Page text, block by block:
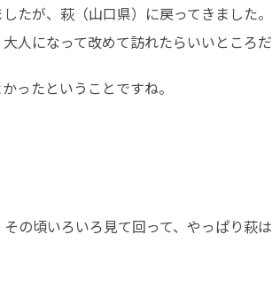
たが、萩（山口県）に戻ってきました
人になって改めて訪れたらいいところだ
ったということですね。
の頃いろいろ見て回って、やっぱり萩